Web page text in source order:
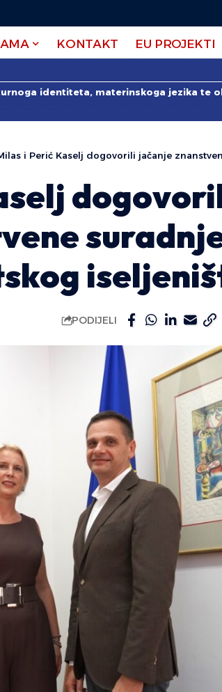
KONTAKT EU PROJEKTI
identiteta, materinskoga jezika te
i Perić Kaselj dogovorili jačanje znanstvene suradnje na
PODIJELI